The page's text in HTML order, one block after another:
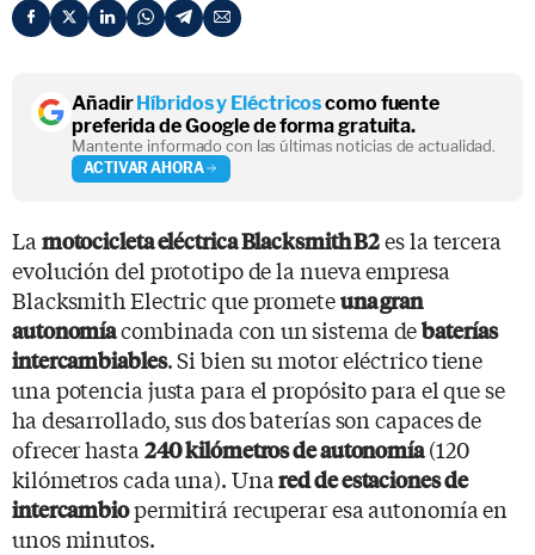
AñadirHíbridos y Eléctricoscomo fuente
preferida de Google de forma gratuita.
Mantente informado con las últimas noticias de actualidad.
ACTIVAR AHORA
La motocicleta eléctrica Blacksmith B2es la tercera
evolución del prototipo de la nueva empresa
Blacksmith Electric que prometeuna gran
autonomíacombinada con un sistema debaterías
intercambiables. Si bien su motor eléctrico tiene
una potencia justa para el propósito para el que se
ha desarrollado, sus dos baterías son capaces de
ofrecer hasta 240 kilómetros de autonomía(120
kilómetros cada una). Unared de estaciones de
intercambiopermitirá recuperar esa autonomía en
unos minutos.